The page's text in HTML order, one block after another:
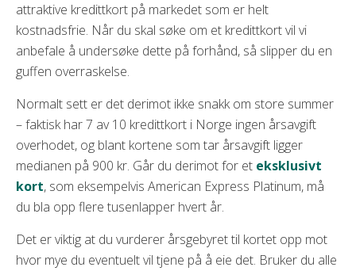
Fakturagebyr
Purregebyr på kredittkortet
Kostnad for tilleggskort
Kredittkort med lave gebyrer
Oppsummering
attraktive kredittkort på markedet som er helt
kostnadsfrie. Når du skal søke om et kredittkort vil vi
anbefale å undersøke dette på forhånd, så slipper du en
guffen overraskelse.
Normalt sett er det derimot ikke snakk om store summer
– faktisk har 7 av 10 kredittkort i Norge ingen årsavgift
overhodet, og blant kortene som tar årsavgift ligger
medianen på 900 kr. Går du derimot for et eksklusivt
kort, som eksempelvis American Express Platinum, må
du bla opp flere tusenlapper hvert år.
Det er viktig at du vurderer årsgebyret til kortet opp mot
hvor mye du eventuelt vil tjene på å eie det. Bruker du alle